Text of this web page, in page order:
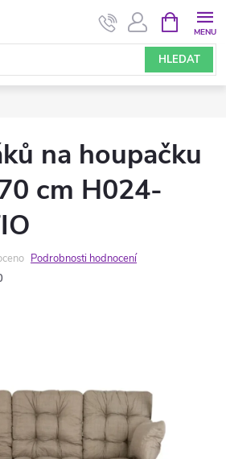
HLEDAT
NÁKUPNÍ
KOŠÍK
na houpačku
cm H024-
Podrobnosti hodnocení